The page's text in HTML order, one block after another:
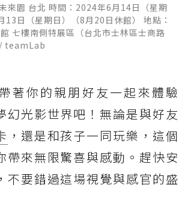
來園 台北 時間：2024年6月14日（星期
日（星期日）（8月20日休館） 地點：
七樓南側特展區（台北市士林區士商路
teamLab
著你的親朋好友一起來體驗
幻光影世界吧！無論是與好友
，還是和孩子一同玩樂，這個
帶來無限驚喜與感動。趕快安
不要錯過這場視覺與感官的盛